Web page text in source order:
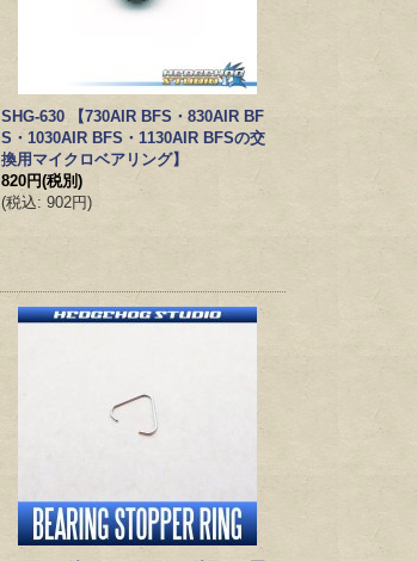
SHG-630 【730AIR BFS・830AIR BF
S・1030AIR BFS・1130AIR BFSの交
換用マイクロベアリング】
820円(税別)
(税込: 902円)